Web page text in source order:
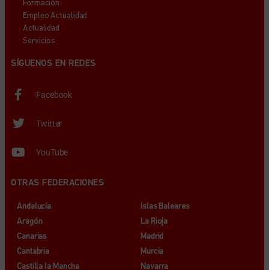
Formación
Empleo Actualidad
Actualidad
Servicios
SÍGUENOS EN REDES
Facebook
Twitter
YouTube
OTRAS FEDERACIONES
Andalucía
Aragón
Canarias
Cantabria
Castilla la Mancha
Islas Baleares
La Rioja
Madrid
Murcia
Navarra